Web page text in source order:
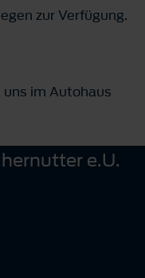
zur Verfügung.
im Autohaus
e.U.